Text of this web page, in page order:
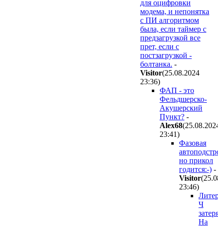
для оцифровки
модема, и непонятка
с ПИ алгоритмом
была, если таймер с
предзагрузкой все
прет, если с
постзагрузкой -
болтанка. -
Visitor(25.08.2024
23:36)
ФАП - это
Фельдшерско-
Акушерский
Пункт? -
Alex68
23:41)
Фазовая
но прикол
годится:-) -
Visitor
23:46)
Ч
На